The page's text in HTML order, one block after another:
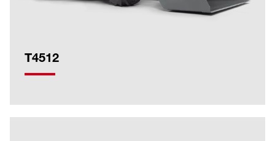
T4512